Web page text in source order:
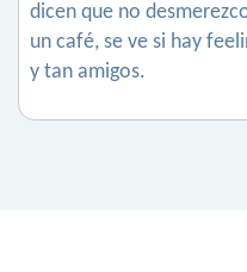
dicen que no
un café, se ve si hay
y tan amigos.